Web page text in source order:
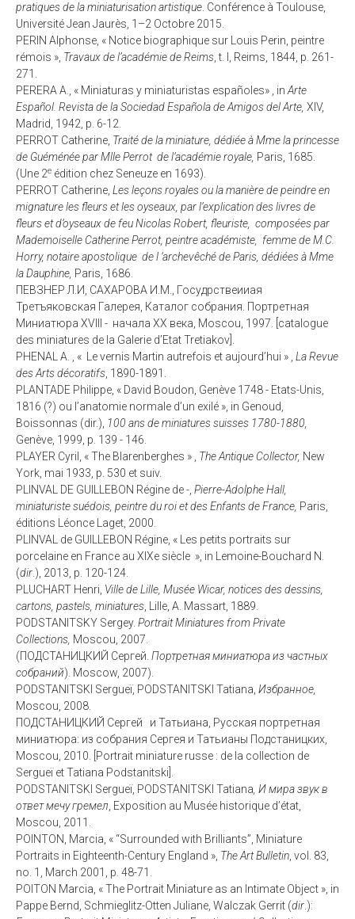
pratiques de la miniaturisation artistique . Conférence à Toulouse,
Université Jean Jaurès, 1–2 Octobre 2015.
PERIN Alphonse, « Notice biographique sur Louis Perin, peintre
rémois », Travaux de l’académie de Reims , t. I, Reims, 1844, p. 261-
271.
PERERA A., « Miniaturas y miniaturistas españoles» , in Arte
Español. Revista de la Sociedad Española de Amigos del Arte, XIV,
Madrid, 1942, p. 6-12.
PERROT Catherine, Traité de la miniature, dédiée à Mme la princesse
de Guéménée par Mlle Perrot de l’académie royale, Paris, 1685.
(Une 2e édition chez Seneuze en 1693).
PERROT Catherine, Les leçons royales ou la manière de peindre en
mignature les fleurs et les oyseaux, par l’explication des livres de
fleurs et d’oyseaux de feu Nicolas Robert, fleuriste, composées par
Mademoiselle Catherine Perrot, peintre académiste, femme de M.C.
Horry, notaire apostolique de l ’archevêché de Paris, dédiées à Mme
la Dauphine, Paris, 1686.
ПЕВЗНЕР Л.И, САХАРОВА И.М., Госудрствеииая
Третъяковская Галерея, Каталог собрания. Портретная
Миниатюра XVIII - начала XX века, Moscou, 1997. [catalogue
des miniatures de la Galerie d’Etat Tretiakov].
PHENAL A. , « Le vernis Martin autrefois et aujourd’hui » , La Revue
des Arts décoratifs , 1890-1891.
PLANTADE Philippe, « David Boudon, Genève 1748 - Etats-Unis,
1816 (?) ou l’anatomie normale d’un exilé », in Genoud,
Boissonnas (dir.), 100 ans de miniatures suisses 1780-1880,
Genève, 1999, p. 139 - 146.
PLAYER Cyril, « The Blarenberghes » , The Antique Collector, New
York, mai 1933, p. 530 et suiv.
PLINVAL DE GUILLEBON Régine de -, Pierre-Adolphe Hall,
miniaturiste suédois, peintre du roi et des Enfants de France, Paris,
éditions Léonce Laget, 2000.
PLINVAL de GUILLEBON Régine, « Les petits portraits sur
porcelaine en France au XIXe siècle », in Lemoine-Bouchard N.
(dir .), 2013, p. 120-124.
PLUCHART Henri, Ville de Lille, Musée Wicar, notices des dessins,
cartons, pastels, miniatures , Lille, A. Massart, 1889.
PODSTANITSKY Sergey. Portrait Miniatures from Private
Collections, Moscou, 2007.
(ПОДСТАНИЦКИЙ Сергей. Портретнаяминиатюраиз частных
собраний). Moscow, 2007).
PODSTANITSKI Sergueï, PODSTANITSKI Tatiana, Избранное,
Moscou, 2008.
ПОДСТАНИЦКИЙ Сергей и Татьианa, Русская портретная
миниатюра: из собрания Сергея и Татьианы Подстаницких,
Moscou, 2010. [Portrait miniature russe : de la collection de
Sergueï et Tatiana Podstanitski].
PODSTANITSKI Sergueï, PODSTANITSKI Tatiana Имиразвукв
ответмечугремел , Exposition au Musée historique d’état,
Moscou, 2011.
POINTON, Marcia, « “Surrounded with Brilliants”, Miniature
Portraits in Eighteenth-Century England », The Art Bulletin , vol. 83,
no. 1, March 2001, p. 48-71.
POITON Marcia, « The Portrait Miniature as an Intimate Object », in
Pappe Bernd, Schmieglitz-Otten Juliane, Walczak Gerrit (dir .):